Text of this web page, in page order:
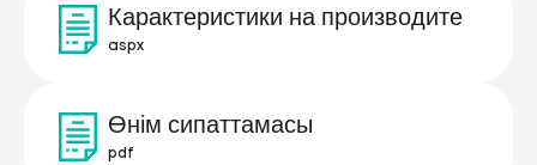
Карактеристики на производите
aspx
Өнім сипаттамасы
pdf